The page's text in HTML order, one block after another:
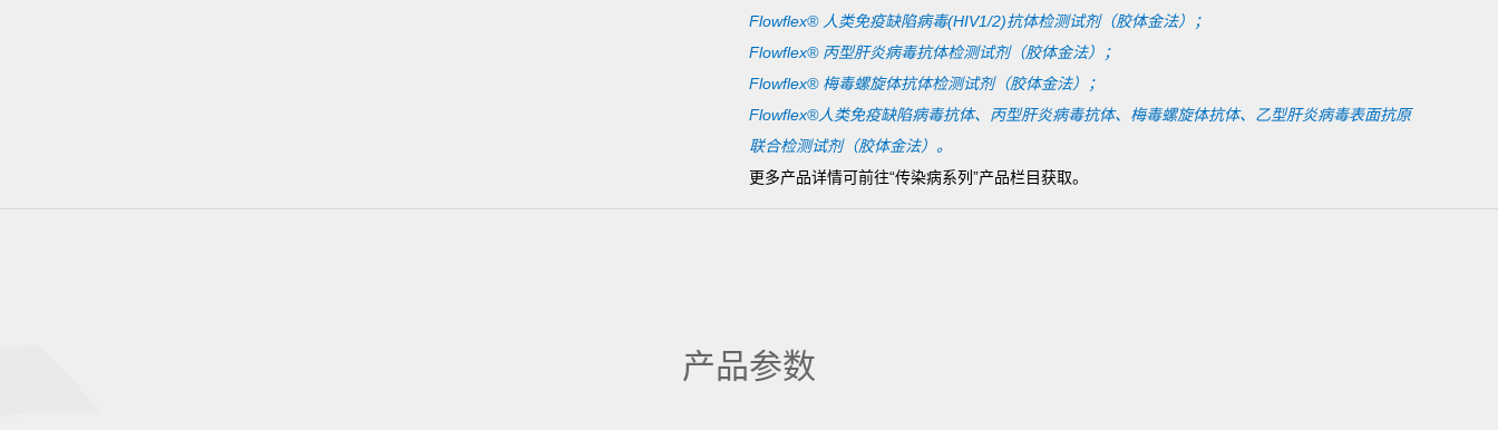
Flowflex® 人类免疫缺陷病毒(HIV1/2)抗体检测试剂（胶体金法）；
Flowflex® 丙型肝炎病毒抗体检测试剂（胶体金法）；
Flowflex® 梅毒螺旋体抗体检测试剂（胶体金法）；
Flowflex®人类免疫缺陷病毒抗体、丙型肝炎病毒抗体、 梅毒螺旋体抗体、乙型肝炎病毒表面抗原
联合检测试剂（胶体金法） 。
更多产品详情可前往“传染病系列”产品栏目获取。
产品参数